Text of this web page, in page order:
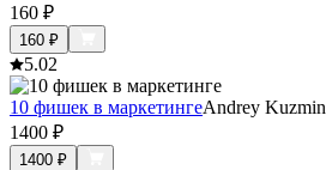
160 ₽
160 ₽
5.02
10 фишек в маркетингеAndrey Kuzmin
1400 ₽
1400 ₽